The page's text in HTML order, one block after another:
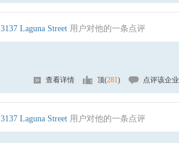
3137 Laguna Street 用户对他的一条点评
查看详情 顶(281) 点评该企业
3137 Laguna Street 用户对他的一条点评